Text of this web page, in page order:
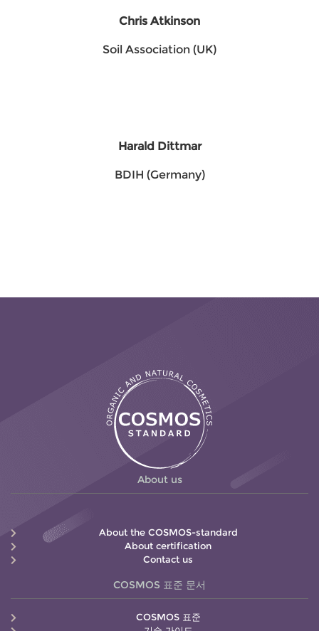
Chris Atkinson
Soil Association (UK)
Harald Dittmar
BDIH (Germany)
About us
About the COSMOS-standard
About certification
Contact us
COSMOS 표준 문서
COSMOS 표준